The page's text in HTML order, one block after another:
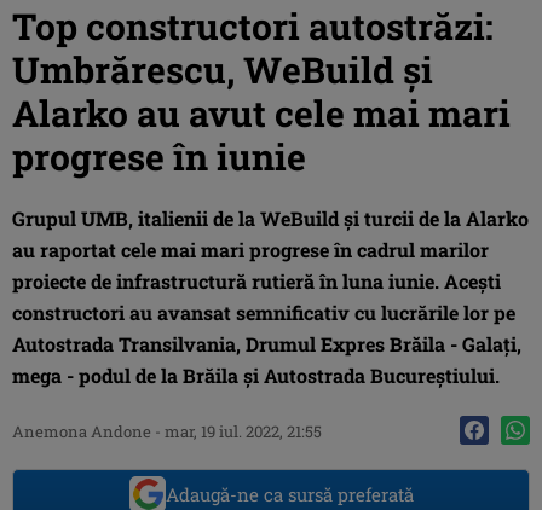
Top constructori autostrăzi:
Umbrărescu, WeBuild și
Alarko au avut cele mai mari
progrese în iunie
Grupul UMB, italienii de la WeBuild și turcii de la Alarko
au raportat cele mai mari progrese în cadrul marilor
proiecte de infrastructură rutieră în luna iunie. Acești
constructori au avansat semnificativ cu lucrările lor pe
Autostrada Transilvania, Drumul Expres Brăila - Galați,
mega - podul de la Brăila și Autostrada Bucureștiului.
Anemona Andone - mar, 19 iul. 2022, 21:55
Adaugă-ne ca sursă preferată